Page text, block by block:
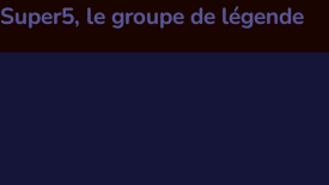
Super5, le groupe de légende